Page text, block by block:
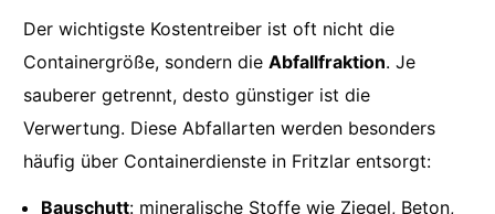
Der wichtigste Kostentreiber ist oft nicht die
Containergröße, sondern dieAbfallfraktion. Je
sauberer getrennt, desto günstiger ist die
Verwertung. Diese Abfallarten werden besonders
häufig über Containerdienste in Fritzlar entsorgt:
Bauschutt: mineralische Stoffe wie Ziegel, Beton,